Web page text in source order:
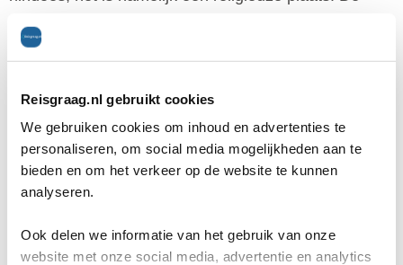
Reisgraag.nl gebruikt cookies
We gebruiken cookies om inhoud en advertenties te
personaliseren, om social media mogelijkheden aan te
bieden en om het verkeer op de website te kunnen
analyseren.
Ook delen we informatie van het gebruik van onze
website met onze social media, advertentie en analytics
tempel is eigendom van de staat. De naam
'Dhakeshwari' betekent in het Bengaals 'Verborgen
godin'. Deze tempel is achter de Bangladesh
University of Engineering and Technology gelegen.
Liberation War Museum (Dhaka)